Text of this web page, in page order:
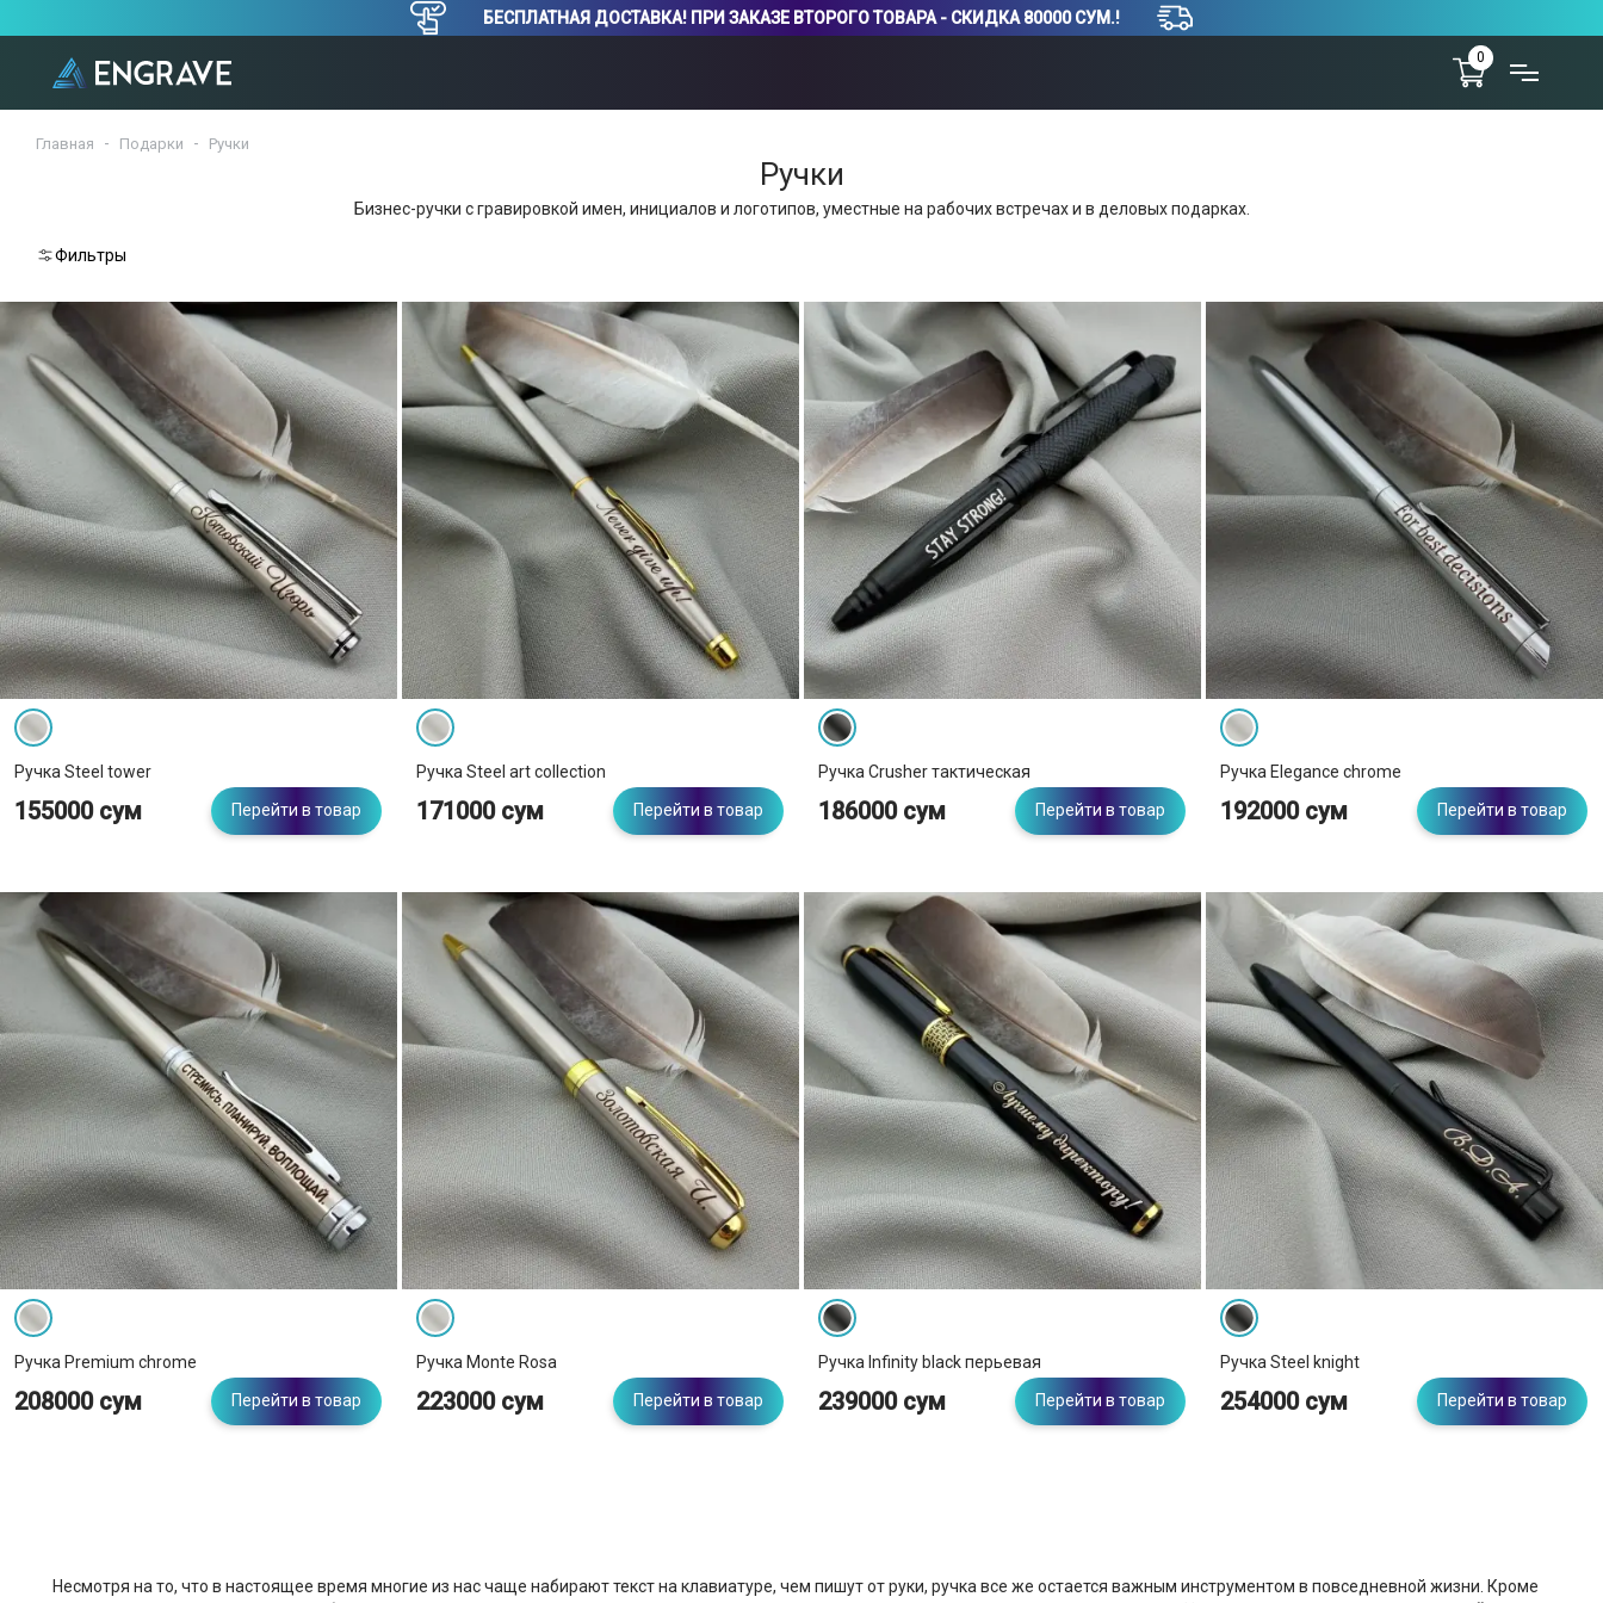
БЕСПЛАТНАЯ ДОСТАВКА! ПРИ ЗАКАЗЕ ВТОРОГО ТОВАРА - СКИДКА 80000 СУМ.!
0
Главная Подарки Ручки
Ручки
Бизнес-ручки с гравировкой имен, инициалов и логотипов, уместные на рабочих встречах и в деловых подарках.
Фильтры
Сбросить
Шаг
2.
Выберите
цвет
Серебристый
Черный
Тип
Перьевая
Ручка Steel tower
155000 сум Перейти в товар
Ручка Steel art collection
171000 сум Перейти в товар
Ручка Crusher тактическая
186000 сум Перейти в товар
Ручка Elegance chrome
192000 сум Перейти в товар
Ручка Premium chrome
208000 сум Перейти в товар
Ручка Monte Rosa
223000 сум Перейти в товар
Ручка Infinity black перьевая
239000 сум Перейти в товар
Ручка Steel knight
254000 сум Перейти в товар
Несмотря на то, что в настоящее время многие из нас чаще набирают текст на клавиатуре, чем пишут от руки, ручка все же остается важным инструментом в повседневной жизни. Кроме